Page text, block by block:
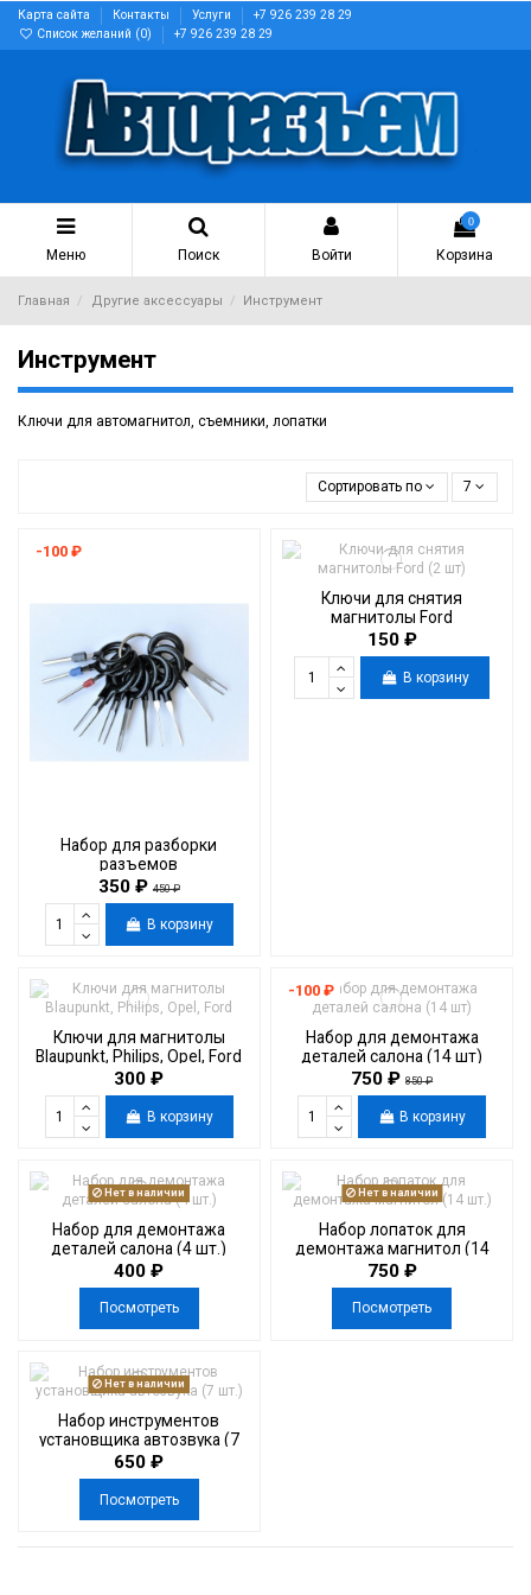
Карта сайта Контакты Услуги
+7 926 239 28 29
Список желаний (0) +7 926 239 28 29
Меню Поиск Войти
0
Корзина
Главная Другие аксессуары Инструмент
Инструмент
Ключи для автомагнитол, съемники, лопатки
Сортировать по 7
-100 ₽
Набор для разборки
разъемов
350 ₽450 ₽
В корзину
Ключи для снятия
магнитолы Ford
150 ₽
В корзину
Ключи для магнитолы
Blaupunkt, Philips, Opel, Ford
300 ₽
В корзину
-100 ₽
Набор для демонтажа
деталей салона (14 шт)
750 ₽850 ₽
В корзину
Нет в наличии
Набор для демонтажа
деталей салона (4 шт.)
400 ₽
Посмотреть
Нет в наличии
Набор лопаток для
демонтажа магнитол (14
шт.)
750 ₽
Посмотреть
Нет в наличии
Набор инструментов
установщика автозвука (7
шт.)
650 ₽
Посмотреть